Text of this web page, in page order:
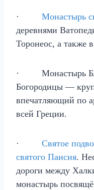
· Монастырь
деревнями
Торонеос, а также
· Монастырь
Богородицы —
впечатляющий по
всей Греции.
· Святое
святого Паисия.
дороги между
монастырь